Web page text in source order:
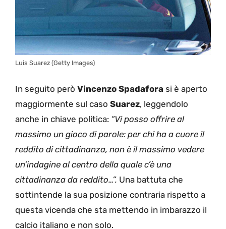
Luis Suarez (Getty Images)
In seguito però Vincenzo Spadafora si è aperto
maggiormente sul caso Suarez, leggendolo
anche in chiave politica: “Vi posso offrire al
massimo un gioco di parole: per chi ha a cuore il
reddito di cittadinanza, non è il massimo vedere
un’indagine al centro della quale c’è una
cittadinanza da reddito…”. Una battuta che
sottintende la sua posizione contraria rispetto a
questa vicenda che sta mettendo in imbarazzo il
calcio italiano e non solo.